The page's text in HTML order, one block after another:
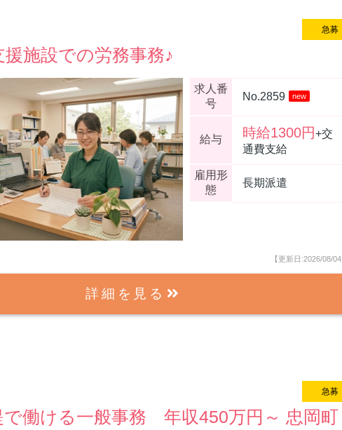
new
急募
施設での労務事務♪
求人番
号
No.2859 new
給与 時給1300円+交
通費支給
雇用形
態
長期派遣
【更新日:2026/08/04
詳細を見る
new
急募
で働ける一般事務 年収450万円～ 忠岡町